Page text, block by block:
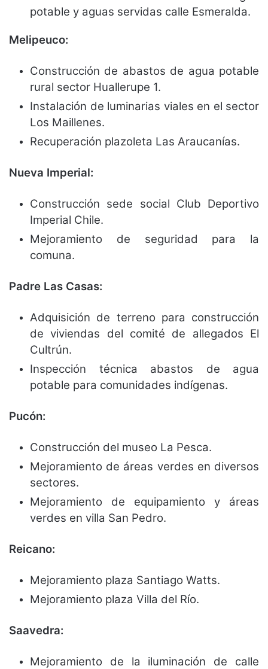
potable y aguas servidas calle Esmeralda.
Melipeuco:
Construcción de abastos de agua potable
rural sector Huallerupe 1.
Instalación de luminarias viales en el sector
Los Maillenes.
Recuperación plazoleta Las Araucanías.
Nueva Imperial:
Construcción sede social Club Deportivo
Imperial Chile.
Mejoramiento de seguridad para la
comuna.
Padre Las Casas:
Adquisición de terreno para construcción
de viviendas del comité de allegados El
Cultrún.
Inspección técnica abastos de agua
potable para comunidades indígenas.
Pucón:
Construcción del museo La Pesca.
Mejoramiento de áreas verdes en diversos
sectores.
Mejoramiento de equipamiento y áreas
verdes en villa San Pedro.
Reicano:
Mejoramiento plaza Santiago Watts.
Mejoramiento plaza Villa del Río.
Saavedra:
Mejoramiento de la iluminación de calle